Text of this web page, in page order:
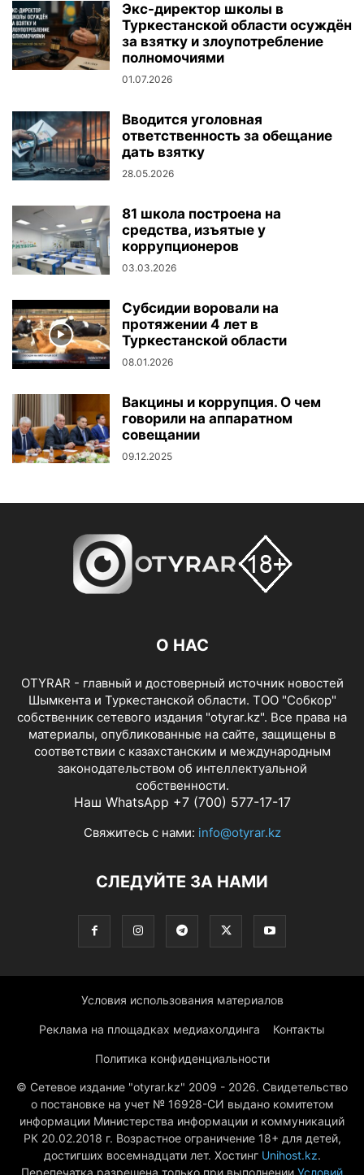
Экс-директор школы в
Туркестанской области осуждён
за взятку и злоупотребление
полномочиями
01.07.2026
Вводится уголовная
ответственность за обещание
дать взятку
28.05.2026
81 школа построена на
средства, изъятые у
коррупционеров
03.03.2026
Субсидии воровали на
протяжении 4 лет в
Туркестанской области
08.01.2026
Вакцины и коррупция. О чем
говорили на аппаратном
совещании
09.12.2025
О НАС
OTYRAR - главный и достоверный источник новостей
Шымкента и Туркестанской области. ТОО "Собкор"
собственник сетевого издания "otyrar.kz". Все права на
материалы, опубликованные на сайте, защищены в
соответствии с казахстанским и международным
законодательством об интеллектуальной
собственности.
Наш WhatsApp +7 (700) 577-17-17
Свяжитесь с нами: info@otyrar.kz
СЛЕДУЙТЕ ЗА НАМИ
Условия использования материалов
Реклама на площадках медиахолдинга Контакты
Политика конфиденциальности
© Сетевое издание "otyrar.kz" 2009 - 2026. Свидетельство
о постановке на учет № 16928-СИ выдано комитетом
информации Министерства информации и коммуникаций
РК 20.02.2018 г. Возрастное ограничение 18+ для детей,
достигших восемнадцати лет. Хостинг Unihost.kz.